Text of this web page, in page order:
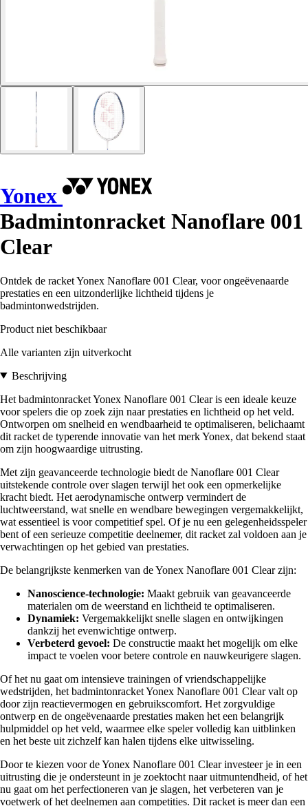
Yonex
Badmintonracket Nanoflare 001
Clear
Ontdek de racket Yonex Nanoflare 001 Clear, voor ongeëvenaarde
prestaties en een uitzonderlijke lichtheid tijdens je
badmintonwedstrijden.
Product niet beschikbaar
Alle varianten zijn uitverkocht
Beschrijving
Het badmintonracket Yonex Nanoflare 001 Clear is een ideale keuze
voor spelers die op zoek zijn naar prestaties en lichtheid op het veld.
Ontworpen om snelheid en wendbaarheid te optimaliseren, belichaamt
dit racket de typerende innovatie van het merk Yonex, dat bekend staat
om zijn hoogwaardige uitrusting.
Met zijn geavanceerde technologie biedt de Nanoflare 001 Clear
uitstekende controle over slagen terwijl het ook een opmerkelijke
kracht biedt. Het aerodynamische ontwerp vermindert de
luchtweerstand, wat snelle en wendbare bewegingen vergemakkelijkt,
wat essentieel is voor competitief spel. Of je nu een gelegenheidsspeler
bent of een serieuze competitie deelnemer, dit racket zal voldoen aan je
verwachtingen op het gebied van prestaties.
De belangrijkste kenmerken van de Yonex Nanoflare 001 Clear zijn:
Nanoscience-technologie: Maakt gebruik van geavanceerde
materialen om de weerstand en lichtheid te optimaliseren.
Dynamiek: Vergemakkelijkt snelle slagen en ontwijkingen
dankzij het evenwichtige ontwerp.
Verbeterd gevoel: De constructie maakt het mogelijk om elke
impact te voelen voor betere controle en nauwkeurigere slagen.
Of het nu gaat om intensieve trainingen of vriendschappelijke
wedstrijden, het badmintonracket Yonex Nanoflare 001 Clear valt op
door zijn reactievermogen en gebruikscomfort. Het zorgvuldige
ontwerp en de ongeëvenaarde prestaties maken het een belangrijk
hulpmiddel op het veld, waarmee elke speler volledig kan uitblinken
en het beste uit zichzelf kan halen tijdens elke uitwisseling.
Door te kiezen voor de Yonex Nanoflare 001 Clear investeer je in een
uitrusting die je ondersteunt in je zoektocht naar uitmuntendheid, of het
nu gaat om het perfectioneren van je slagen, het verbeteren van je
voetwerk of het deelnemen aan competities. Dit racket is meer dan een